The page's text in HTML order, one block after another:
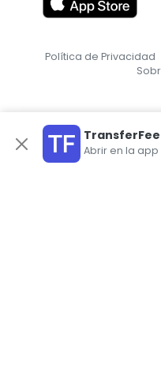
Abrir en la app
Política de Privacidad